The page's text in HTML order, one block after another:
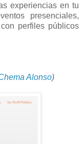
experiencias en tu
presenciales,
perfiles públicos
Alonso)